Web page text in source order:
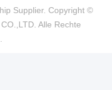
Supplier. Copyright ©
Alle Rechte